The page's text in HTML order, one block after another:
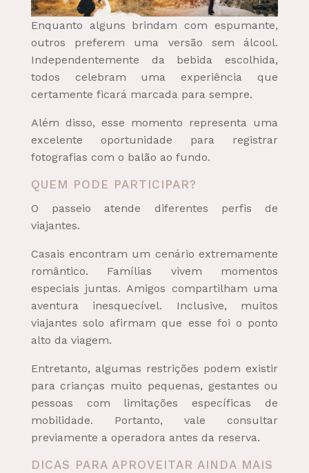
Enquanto alguns brindam com espumante,
outros preferem uma versão sem álcool.
Independentemente da bebida escolhida,
todos celebram uma experiência que
certamente ficará marcada para sempre.
Além disso, esse momento representa uma
excelente oportunidade para registrar
fotografias com o balão ao fundo.
QUEM PODE PARTICIPAR?
O passeio atende diferentes perfis de
viajantes.
Casais encontram um cenário extremamente
romântico. Famílias vivem momentos
especiais juntas. Amigos compartilham uma
aventura inesquecível. Inclusive, muitos
viajantes solo afirmam que esse foi o ponto
alto da viagem.
Entretanto, algumas restrições podem existir
para crianças muito pequenas, gestantes ou
pessoas com limitações específicas de
mobilidade. Portanto, vale consultar
previamente a operadora antes da reserva.
DICAS PARA APROVEITAR AINDA MAIS